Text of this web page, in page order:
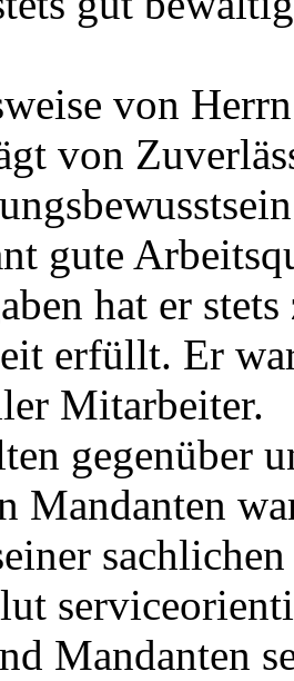
von
von
gute
hat er
erfüllt. Er
Mitarbeiter.
gegenüber
Mandanten
Mandanten